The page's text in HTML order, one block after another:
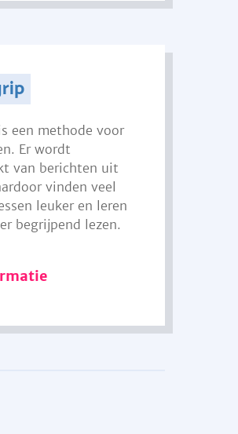
een methode voor
Er wordt
van berichten uit
vinden veel
leuker en leren
begrijpend lezen.